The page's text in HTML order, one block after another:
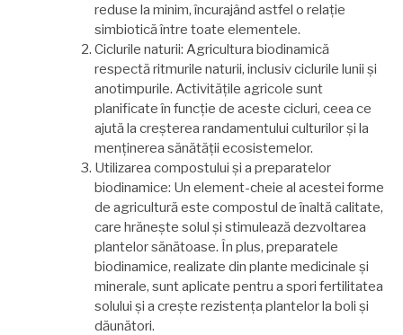
reduse la minim, încurajând astfel o relație
simbiotică între toate elementele.
Ciclurile naturii: Agricultura biodinamică
respectă ritmurile naturii, inclusiv ciclurile lunii și
anotimpurile. Activitățile agricole sunt
planificate în funcție de aceste cicluri, ceea ce
ajută la creșterea randamentului culturilor și la
menținerea sănătății ecosistemelor.
Utilizarea compostului și a preparatelor
biodinamice: Un element-cheie al acestei forme
de agricultură este compostul de înaltă calitate,
care hrănește solul și stimulează dezvoltarea
plantelor sănătoase. În plus, preparatele
biodinamice, realizate din plante medicinale și
minerale, sunt aplicate pentru a spori fertilitatea
solului și a crește rezistența plantelor la boli și
dăunători.